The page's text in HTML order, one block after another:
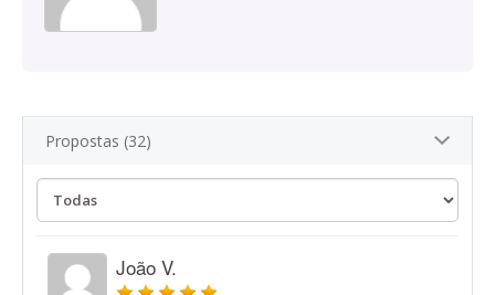
Propostas (32)
João V.